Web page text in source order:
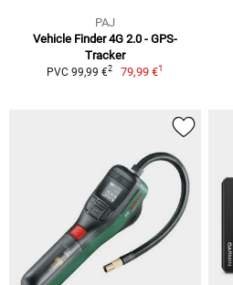
PAJ
Vehicle Finder 4G 2.0 - GPS-
Tracker
PVC 99,99 €2 79,99 €1